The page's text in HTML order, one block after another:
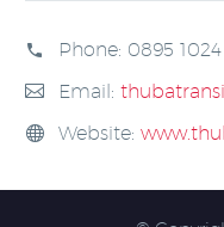
Phone: 0895
Email:
Website: